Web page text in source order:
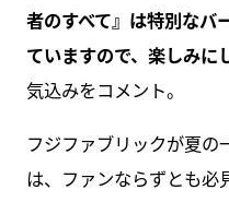
者のすべて』は特別なバ
ていますので、楽しみに
気込みをコメント。
フジファブリックが夏の
は、ファンならずとも必